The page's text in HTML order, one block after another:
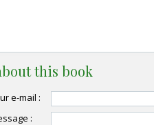
this book
e-mail :
: